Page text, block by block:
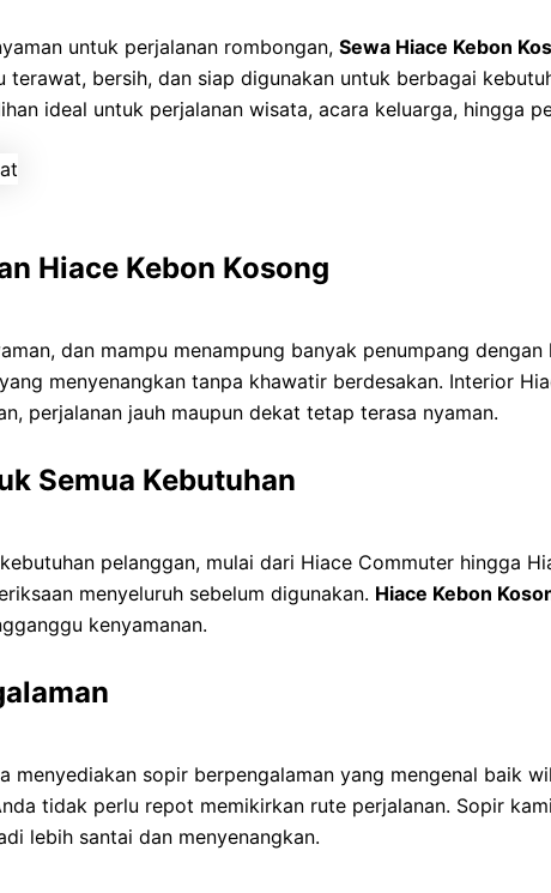
untuk perjalanan rombongan, Sewa Hiace Kebon
bersih, dan siap digunakan untuk berbagai
ideal untuk perjalanan wisata, acara keluarga, hingga
Hiace Kebon Kosong
dan mampu menampung banyak penumpang dengan
menyenangkan tanpa khawatir berdesakan. Interior
perjalanan jauh maupun dekat tetap terasa nyaman.
Semua Kebutuhan
pelanggan, mulai dari Hiace Commuter hingga
menyeluruh sebelum digunakan. Hiace Kebon
kenyamanan.
menyediakan sopir berpengalaman yang mengenal baik
tidak perlu repot memikirkan rute perjalanan. Sopir
lebih santai dan menyenangkan.